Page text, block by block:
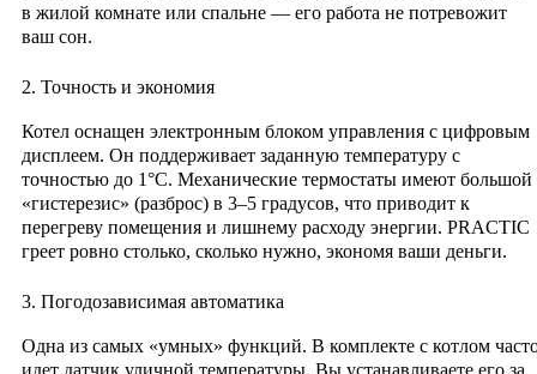
в жилой комнате или спальне — его работа не потревожит
ваш сон.
2. Точность и экономия
Котел оснащен электронным блоком управления с цифровым
дисплеем. Он поддерживает заданную температуру с
точностью до 1°C. Механические термостаты имеют большой
«гистерезис» (разброс) в 3–5 градусов, что приводит к
перегреву помещения и лишнему расходу энергии. PRACTIC
греет ровно столько, сколько нужно, экономя ваши деньги.
3. Погодозависимая автоматика
Одна из самых «умных» функций. В комплекте с котлом